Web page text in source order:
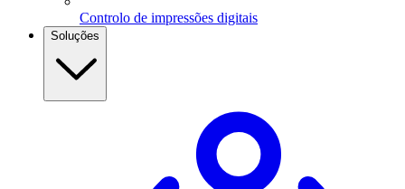
Controlo de impressões digitais
Soluções